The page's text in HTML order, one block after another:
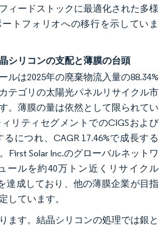
ィードストックに最適化された多様
トフォリオへの移行を示していま
シリコンの支配と薄膜の台頭
ルは2025年の廃棄物流入量の88.34%
テゴリの太陽光パネルリサイクル市
。薄膜の量は依然として限られてい
リティセグメントでのCIGSおよび
につれ、CAGR 17.46%で成長する
First Solar Inc.のグローバルネットワ
ールを約40万トン近くリサイクル
達成しており、他の薄膜企業が目指
しています。
ます。結晶シリコンの処理では銀と